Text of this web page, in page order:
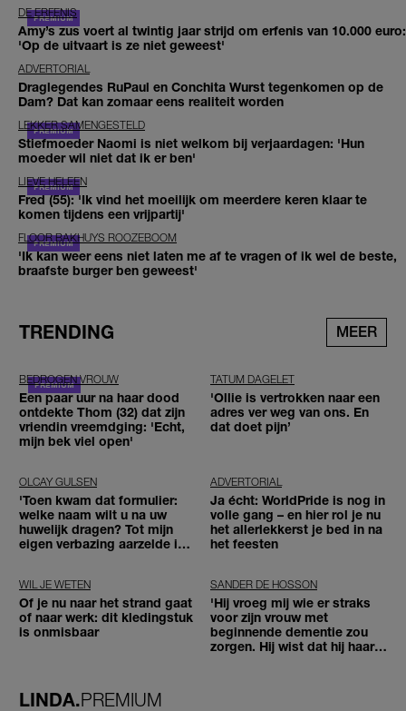
DE ERFENIS
Amy’s zus voert al twintig jaar strijd om erfenis van 10.000 euro:
'Op de uitvaart is ze niet geweest'
ADVERTORIAL
Draglegendes RuPaul en Conchita Wurst tegenkomen op de
Dam? Dat kan zomaar eens realiteit worden
LEKKER SAMENGESTELD
Stiefmoeder Naomi is niet welkom bij verjaardagen: 'Hun
moeder wil niet dat ik er ben'
LIEVE HELEEN
Fred (55): 'Ik vind het moeilijk om meerdere keren klaar te
komen tijdens een vrijpartij'
FLOOR BAKHUYS ROOZEBOOM
'Ik kan weer eens niet laten me af te vragen of ik wel de beste,
braafste burger ben geweest'
TRENDING MEER
BEDROGEN VROUW
Een paar uur na haar dood
ontdekte Thom (32) dat zijn
vriendin vreemdging: 'Echt,
mijn bek viel open'
TATUM DAGELET
'Ollie is vertrokken naar een
adres ver weg van ons. En
dat doet pijn’
OLCAY GULSEN
'Toen kwam dat formulier:
welke naam wilt u na uw
huwelijk dragen? Tot mijn
eigen verbazing aarzelde ik
ADVERTORIAL
Ja écht: WorldPride is nog in
volle gang – en hier rol je nu
het allerlekkerst je bed in na
het feesten
WIL JE WETEN
Of je nu naar het strand gaat
of naar werk: dit kledingstuk
is onmisbaar
SANDER DE HOSSON
'Hij vroeg mij wie er straks
voor zijn vrouw met
beginnende dementie zou
zorgen. Hij wist dat hij haar
LINDA.PREMIUM